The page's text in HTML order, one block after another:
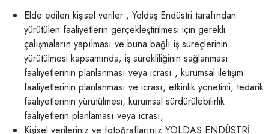
Elde edilen kişisel veriler , Yoldaş Endüstri tarafından
yürütülen faaliyetlerin gerçekleştirilmesi için gerekli
çalışmaların yapılması ve buna bağlı iş süreçlerinin
yürütülmesi kapsamında; iş sürekliliğinin sağlanması
faaliyetlerinin planlanması veya icrası , kurumsal iletişim
faaliyetlerinin planlanması ve icrası, etkinlik yönetimi, tedarik
faaliyetlerinin yürütülmesi, kurumsal sürdürülebilirlik
faaliyetlerin planlaması veya icrası,
Kişisel verileriniz ve fotoğraflarınız YOLDAŞ ENDÜSTRİ